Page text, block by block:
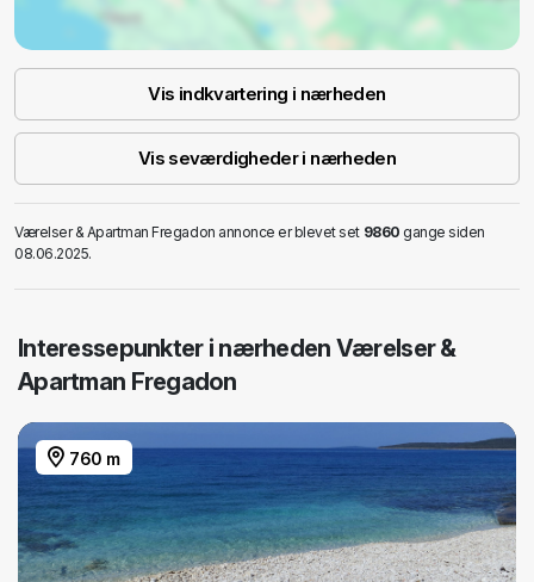
Vis indkvartering i nærheden
Vis seværdigheder i nærheden
Værelser & Apartman Fregadon annonce er blevet set 9860 gange siden
08.06.2025.
Interessepunkter i nærheden Værelser &
Apartman Fregadon
760 m